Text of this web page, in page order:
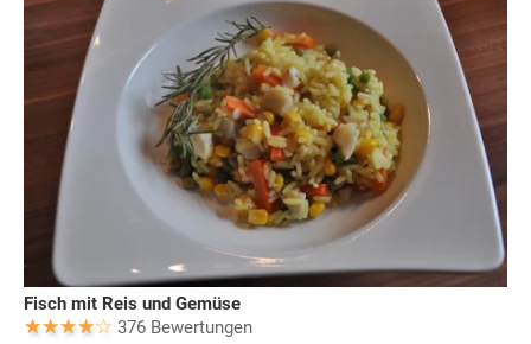
Fisch mit Reis und Gemüse
376 Bewertungen